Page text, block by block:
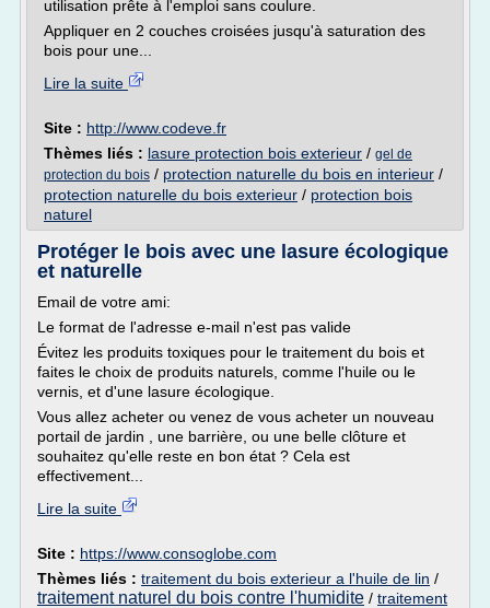
utilisation prête à l'emploi sans coulure.
Appliquer en 2 couches croisées jusqu'à saturation des
bois pour une...
Lire la suite
Site : http://www.codeve.fr
Thèmes liés : lasure protection bois exterieur / gel de
protection du bois / protection naturelle du bois en interieur /
protection naturelle du bois exterieur / protection bois
naturel
Protéger le bois avec une lasure écologique
et naturelle
Email de votre ami:
Le format de l'adresse e-mail n'est pas valide
Évitez les produits toxiques pour le traitement du bois et
faites le choix de produits naturels, comme l'huile ou le
vernis, et d'une lasure écologique.
Vous allez acheter ou venez de vous acheter un nouveau
portail de jardin , une barrière, ou une belle clôture et
souhaitez qu'elle reste en bon état ? Cela est
effectivement...
Lire la suite
Site : https://www.consoglobe.com
Thèmes liés : traitement du bois exterieur a l'huile de lin /
traitement naturel du bois contre l'humidite / traitement